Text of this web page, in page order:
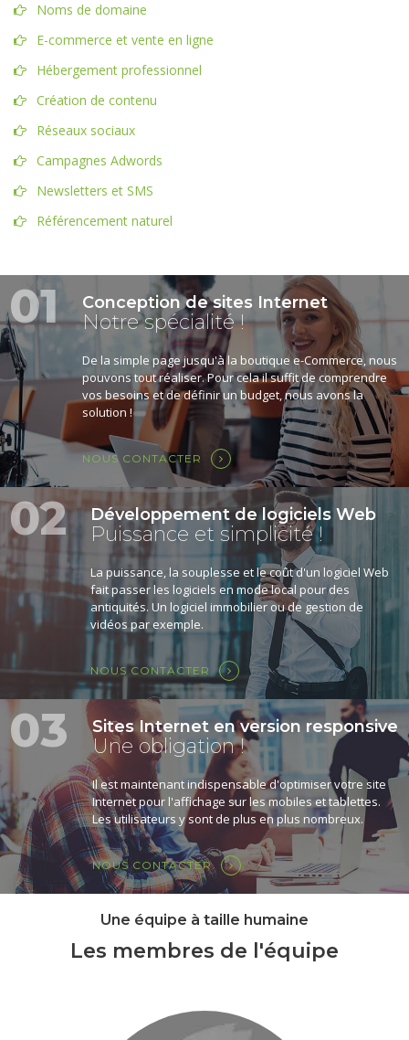
Noms de domaine
E-commerce et vente en ligne
Hébergement professionnel
Création de contenu
Réseaux sociaux
Campagnes Adwords
Newsletters et SMS
Référencement naturel
01 Conception de sites Internet
Notre spécialité !
De la simple page jusqu'à la boutique e-Commerce, nous
pouvons tout réaliser. Pour cela il suffit de comprendre
vos besoins et de définir un budget, nous avons la
solution !
NOUS CONTACTER
02 Développement de logiciels Web
Puissance et simplicité !
La puissance, la souplesse et le coût d'un logiciel Web
fait passer les logiciels en mode local pour des
antiquités. Un logiciel immobilier ou de gestion de
vidéos par exemple.
NOUS CONTACTER
03 Sites Internet en version responsive
Une obligation !
Il est maintenant indispensable d'optimiser votre site
Internet pour l'affichage sur les mobiles et tablettes.
Les utilisateurs y sont de plus en plus nombreux.
NOUS CONTACTER
Une équipe à taille humaine
Les membres de l'équipe